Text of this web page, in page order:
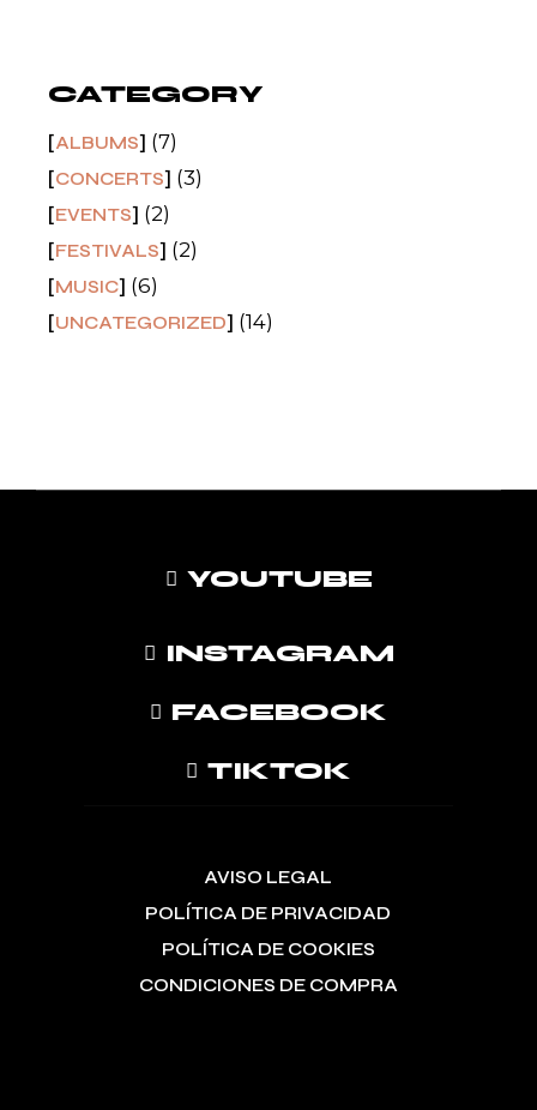
CATEGORY
ALBUMS (7)
CONCERTS (3)
EVENTS (2)
FESTIVALS (2)
MUSIC (6)
UNCATEGORIZED (14)
YOUTUBE
INSTAGRAM
FACEBOOK
TIKTOK
AVISO LEGAL
POLÍTICA DE PRIVACIDAD
POLÍTICA DE COOKIES
CONDICIONES DE COMPRA